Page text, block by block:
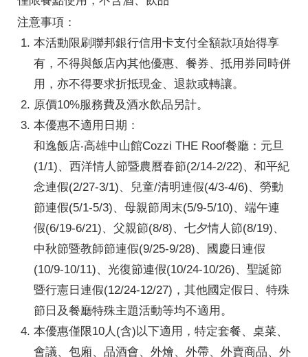
注意事項：
本活動限刷聯邦銀行信用卡支付全額款項始得享
有，不得與飯店內其他優惠、餐券、抵用券同時併
用，亦不得要求折抵現金、退款或轉讓。
原價10%服務費及酒水飲品另計。
本優惠不適用日期：
和逸飯店‧高雄中山館Cozzi THE Roof餐廳：元旦
(1/1)、西洋情人節暨農曆春節(2/14-2/22)、和平紀
念連假(2/27-3/1)、兒童/清明連假(4/3-4/6)、勞動
節連假(5/1-5/3)、母親節周末(5/9-5/10)、端午連
假(6/19-6/21)、父親節(8/8)、七夕情人節(8/19)、
中秋節暨教師節連假(9/25-9/28)、國慶日連假
(10/9-10/11)、光復節連假(10/24-10/26)、聖誕節
暨行憲日連假(12/24-12/27)，其他國定假日、特殊
節日及餐廳特殊主題活動等均不適用。
本優惠僅限10人(含)以下適用，特定套餐、桌菜、
會議、包廂、品酒會、外燴、外帶、外賣商品、外